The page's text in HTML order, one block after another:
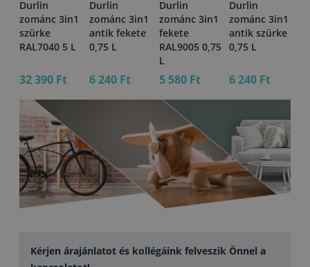
Durlin
zománc 3in1
szürke
RAL7040 5 L
32 390 Ft
Durlin
zománc 3in1
antik fekete
0,75 L
6 240 Ft
Durlin
zománc 3in1
fekete
RAL9005 0,75
L
5 580 Ft
Durlin
zománc 3in1
antik szürke
0,75 L
6 240 Ft
Kérjen árajánlatot és kollégáink felveszik Önnel a